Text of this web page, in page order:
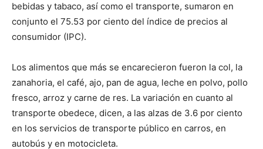
bebidas y tabaco, así como el transporte, sumaron en
conjunto el 75.53 por ciento del índice de precios al
consumidor (IPC).
Los alimentos que más se encarecieron fueron la col, la
zanahoria, el café, ajo, pan de agua, leche en polvo, pollo
fresco, arroz y carne de res. La variación en cuanto al
transporte obedece, dicen, a las alzas de 3.6 por ciento
en los servicios de transporte público en carros, en
autobús y en motocicleta.